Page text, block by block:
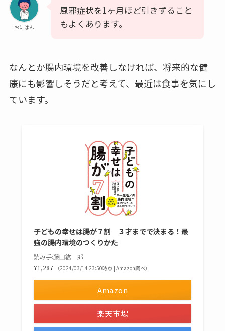
おにぱん
風邪症状を1ヶ月ほど引きずること
もよくあります。
なんとか腸内環境を改善しなければ、将来的な健
康にも影響しそうだと考えて、最近は食事を気にし
ています。
子どもの幸せは腸が７割 ３才までで決まる！最
強の腸内環境のつくりかた
読み手:藤田紘一郎
¥1,287
（2024/03/14 23:50時点 | Amazon調べ）
Amazon
楽天市場